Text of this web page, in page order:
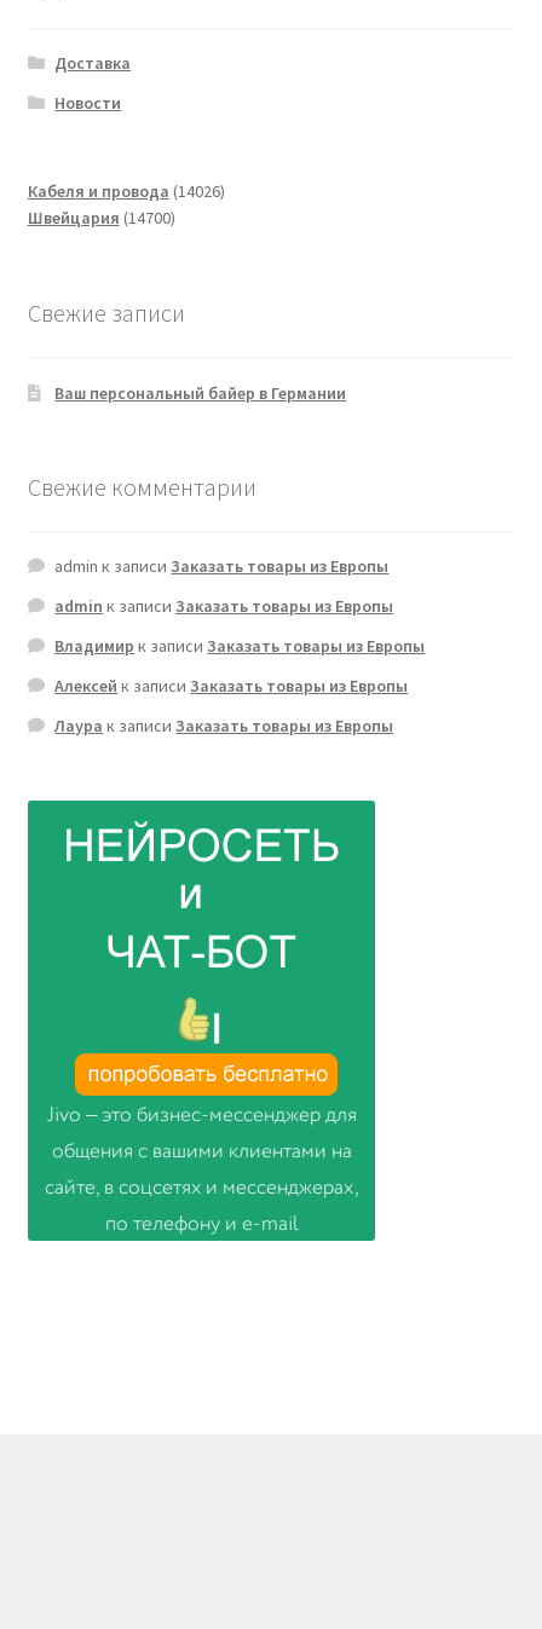
Доставка
Новости
Кабеля и провода 1402614026
Швейцария 1470014700
Свежие записи
Ваш персональный байер в Германии
Свежие комментарии
admin к записиЗаказать товары из Европы
admin к записиЗаказать товары из Европы
Владимир к записиЗаказать товары из Европы
Алексей к записиЗаказать товары из Европы
Лаура к записиЗаказать товары из Европы